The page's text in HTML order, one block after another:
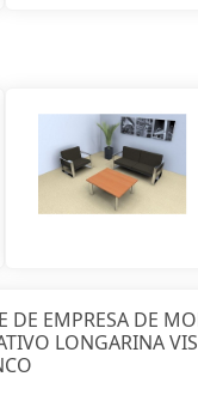
DE EMPRESA DE
LONGARINA